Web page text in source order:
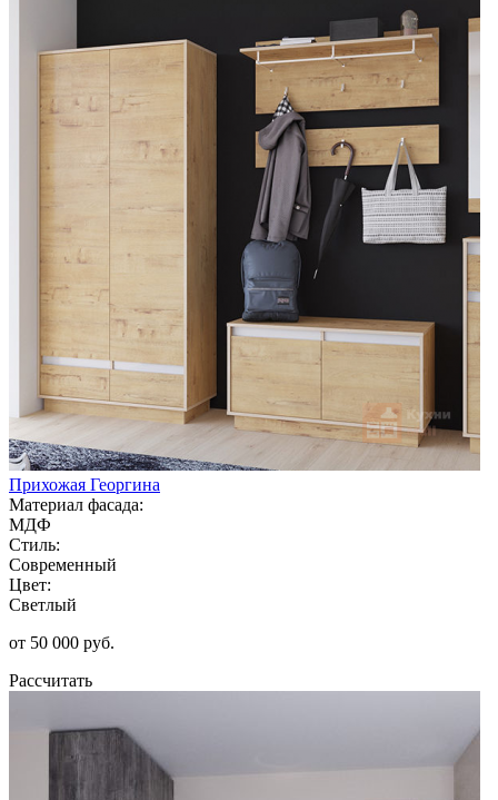
Прихожая Георгина
Материал фасада:
МДФ
Стиль:
Современный
Цвет:
Светлый
от 50 000 руб.
Рассчитать